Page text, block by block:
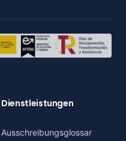
Dienstleistungen
Ausschreibungsglossar